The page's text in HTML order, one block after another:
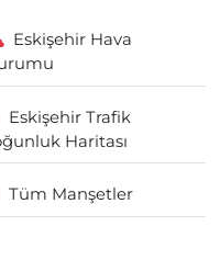
Eskişehir Hava
Eskişehir Trafik
Haritası
Tüm Manşetler